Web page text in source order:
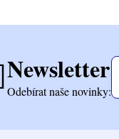
Newsletter
Odebírat naše novinky: